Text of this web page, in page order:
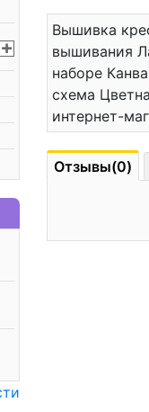
Вышивка
вышивания
наборе
схема
интернет-
Отзывы(0)